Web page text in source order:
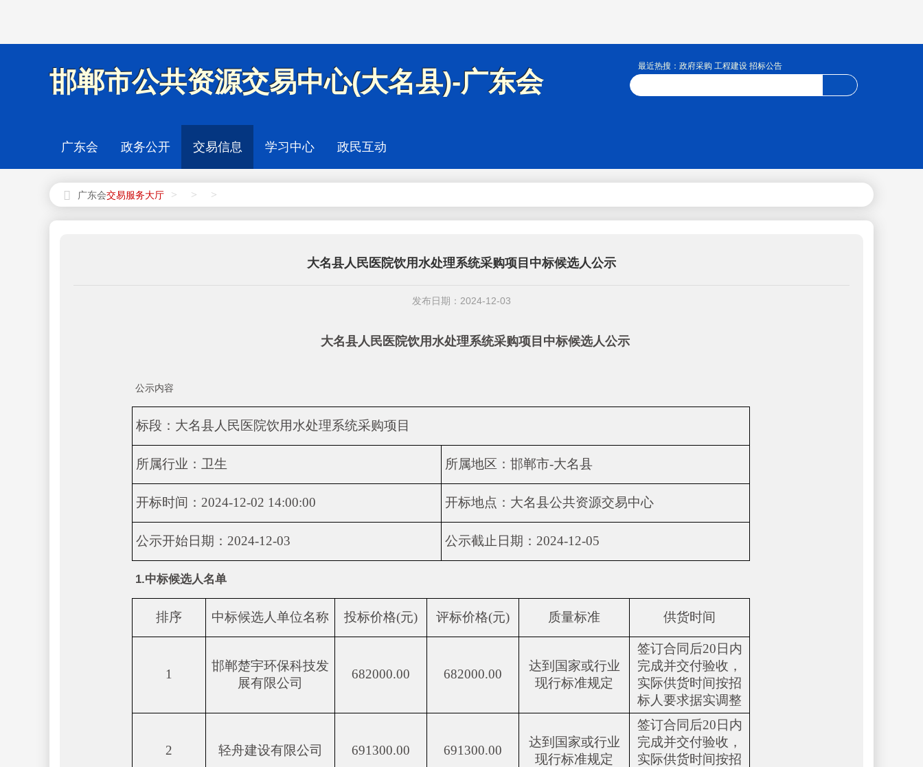
邯郸市公共资源交易中心(大名县)-广东会
最近热搜：政府采购 工程建设 招标公告
广东会 政务公开 交易信息 学习中心 政民互动
广东会 > > >
大名县人民医院饮用水处理系统采购项目中标候选人公示
发布日期：2024-12-03
大名县人民医院饮用水处理系统采购项目中标候选人公示
公示内容
标段： 大名县人民医院饮用水处理系统采购项目
所属行业：卫生 所属地区：邯郸市-大名县
开标时间：2024-12-02 14:00:00 开标地点：大名县公共资源交易中心
公示开始日期：2024-12-03 公示截止日期：2024-12-05
1.中标候选人名单
排序 中标候选人单位名称 投标价格(元) 评标价格(元) 质量标准 供货时间
1
邯郸楚宇环保科技发
展有限公司
682000.00 682000.00
达到国家或行业
现行标准规定
签订合同后20日内
完成并交付验收，
实际供货时间按招
标人要求据实调整
2 轻舟建设有限公司 691300.00 691300.00
达到国家或行业
现行标准规定
签订合同后20日内
完成并交付验收，
实际供货时间按招